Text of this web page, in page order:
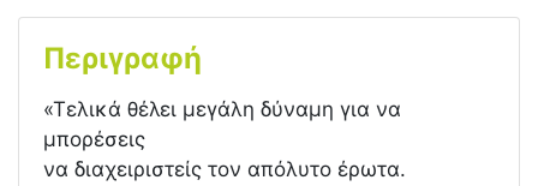
Περιγραφή
«Τελικά θέλει μεγάλη δύναμη για να
μπορέσεις
να διαχειριστείς τον απόλυτο έρωτα.